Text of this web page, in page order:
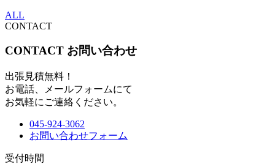
ALL
CONTACT
CONTACT お問い合わせ
出張見積無料！
お電話、メールフォームにて
お気軽にご連絡ください。
045-924-3062
お問い合わせフォーム
受付時間